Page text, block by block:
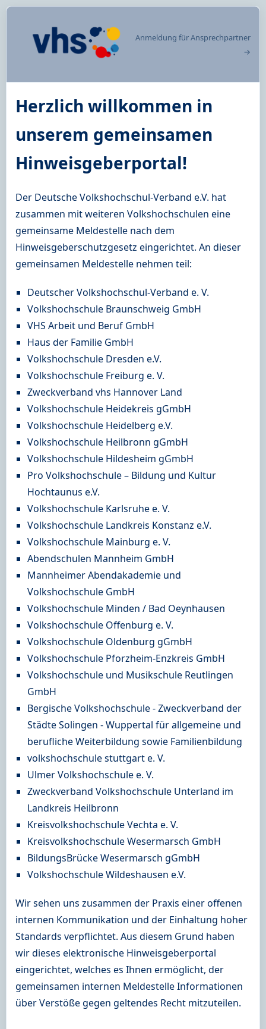
Anmeldung für Ansprechpartner
→
Herzlich willkommen in
unserem gemeinsamen
Hinweisgeberportal!
Der Deutsche Volkshochschul-Verband e.V. hat
zusammen mit weiteren Volkshochschulen eine
gemeinsame Meldestelle nach dem
Hinweisgeberschutzgesetz eingerichtet. An dieser
gemeinsamen Meldestelle nehmen teil:
Deutscher Volkshochschul-Verband e. V.
Volkshochschule Braunschweig GmbH
VHS Arbeit und Beruf GmbH
Haus der Familie GmbH
Volkshochschule Dresden e.V.
Volkshochschule Freiburg e. V.
Zweckverband vhs Hannover Land
Volkshochschule Heidekreis gGmbH
Volkshochschule Heidelberg e.V.
Volkshochschule Heilbronn gGmbH
Volkshochschule Hildesheim gGmbH
Pro Volkshochschule – Bildung und Kultur
Hochtaunus e.V.
Volkshochschule Karlsruhe e. V.
Volkshochschule Landkreis Konstanz e.V.
Volkshochschule Mainburg e. V.
Abendschulen Mannheim GmbH
Mannheimer Abendakademie und
Volkshochschule GmbH
Volkshochschule Minden / Bad Oeynhausen
Volkshochschule Offenburg e. V.
Volkshochschule Oldenburg gGmbH
Volkshochschule Pforzheim-Enzkreis GmbH
Volkshochschule und Musikschule Reutlingen
GmbH
Bergische Volkshochschule - Zweckverband der
Städte Solingen - Wuppertal für allgemeine und
berufliche Weiterbildung sowie Familienbildung
volkshochschule stuttgart e. V.
Ulmer Volkshochschule e. V.
Zweckverband Volkshochschule Unterland im
Landkreis Heilbronn
Kreisvolkshochschule Vechta e. V.
Kreisvolkshochschule Wesermarsch GmbH
BildungsBrücke Wesermarsch gGmbH
Volkshochschule Wildeshausen e.V.
Wir sehen uns zusammen der Praxis einer offenen
internen Kommunikation und der Einhaltung hoher
Standards verpflichtet. Aus diesem Grund haben
wir dieses elektronische Hinweisgeberportal
eingerichtet, welches es Ihnen ermöglicht, der
gemeinsamen internen Meldestelle Informationen
über Verstöße gegen geltendes Recht mitzuteilen.